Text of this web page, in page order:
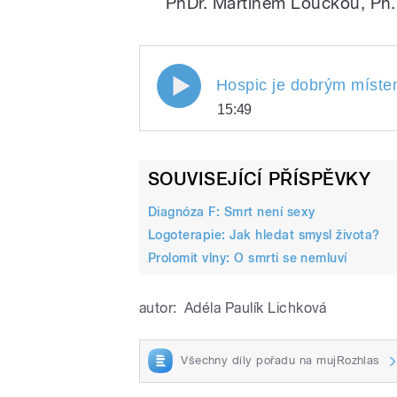
Hospic je dobrým místem
Hospic je dobrým
15:49
SOUVISEJÍCÍ PŘÍSPĚVKY
Diagnóza F: Smrt není sexy
Logoterapie: Jak hledat smysl života?
Prolomit vlny: O smrti se nemluví
autor: Adéla Paulík Lichková
Všechny díly pořadu na mujRozhlas